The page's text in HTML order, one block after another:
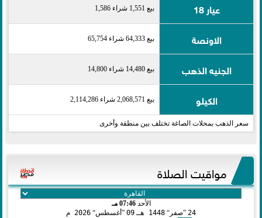
عيار 18 بيع 1,551 شراء 1,586
الاونصة بيع 64,333 شراء 65,754
الجنيه الذهب بيع 14,480 شراء 14,800
الكيلو بيع 2,068,571 شراء 2,114,286
سعر الذهب بمحلات الصاغة تختلف بين منطقة وأخرى
مواقيت الصلاة
الأحد07:46 مـ
24 صفر 1448 هـ 09 أغسطس 2026 م